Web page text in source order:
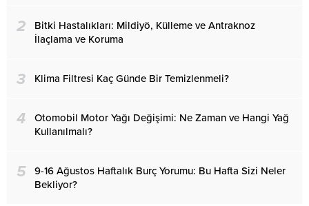
2
Bitki Hastalıkları: Mildiyö, Külleme ve Antraknoz
İlaçlama ve Koruma
3 Klima Filtresi Kaç Günde Bir Temizlenmeli?
4
Otomobil Motor Yağı Değişimi: Ne Zaman ve Hangi Yağ
Kullanılmalı?
5
9-16 Ağustos Haftalık Burç Yorumu: Bu Hafta Sizi Neler
Bekliyor?